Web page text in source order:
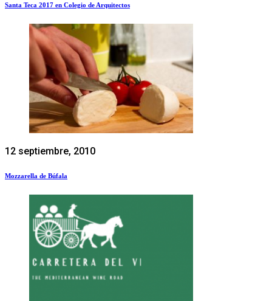
Santa Teca 2017 en Colegio de Arquitectos
12 septiembre, 2010
Mozzarella de Búfala